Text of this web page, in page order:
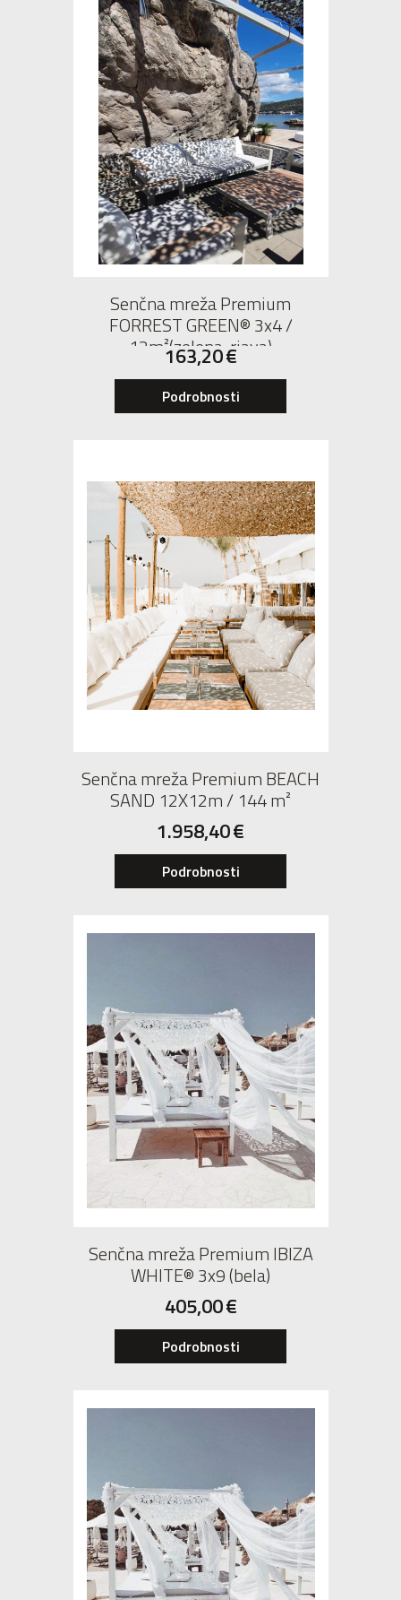
Senčna mreža Premium
FORREST GREEN® 3x4 /
12m²(zelena-rjava)
163,20€
Podrobnosti
Senčna mreža Premium BEACH
SAND 12X12m / 144 m²
1.958,40€
Podrobnosti
Senčna mreža Premium IBIZA
WHITE® 3x9 (bela)
405,00€
Podrobnosti